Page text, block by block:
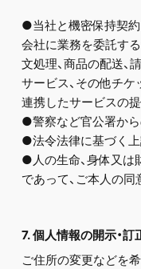
●当社と機密保持契
会社に業務を委託す
文処理、商品の配送、
サービス、その他チ
連携したサービスの
●警察など官公署か
●法令法律に基づく
●人の生命、身体又
であって、ご本人の
7. 個人情報の開示・訂
ご住所の変更などを